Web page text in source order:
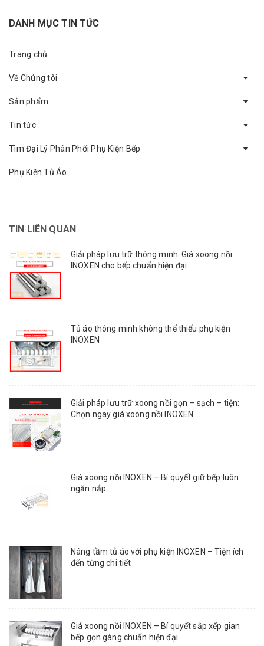
DANH MỤC TIN TỨC
Trang chủ
Về Chúng tôi
Sản phẩm
Tin tức
Tìm Đại Lý Phân Phối Phụ Kiện Bếp
Phụ Kiện Tủ Áo
TIN LIÊN QUAN
Giải pháp lưu trữ thông minh: Giá xoong nồi
INOXEN cho bếp chuẩn hiện đại
Tủ áo thông minh không thể thiếu phụ kiện
INOXEN
Giải pháp lưu trữ xoong nồi gọn – sạch – tiện:
Chọn ngay giá xoong nồi INOXEN
Giá xoong nồi INOXEN – Bí quyết giữ bếp luôn
ngăn nắp
Nâng tầm tủ áo với phụ kiện INOXEN – Tiện ích
đến từng chi tiết
Giá xoong nồi INOXEN – Bí quyết sắp xếp gian
bếp gọn gàng chuẩn hiện đại